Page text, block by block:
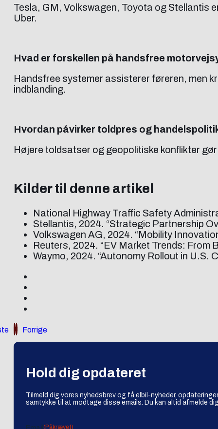
Tesla, GM, Volkswagen, Toyota og Stellantis
Uber.
Hvad er forskellen på handsfree
Handsfree systemer assisterer føreren, men
indblanding.
Hvordan påvirker toldpres og
Højere toldsatser og geopolitiske konflikter
Kilder til denne artikel
National Highway Traffic Safety
Stellantis, 2024. “Strategic Partnership
Volkswagen AG, 2024. “Mobility
Reuters, 2024. “EV Market Trends: From
Waymo, 2024. “Autonomy Rollout in U.S.
Forrige
Hold dig opdateret
Tilmeld dig vores nyhedsbrev og få elbil-nyheder,
samtykke til at modtage disse emails. Du kan altid afmelde
(Påkrævet)